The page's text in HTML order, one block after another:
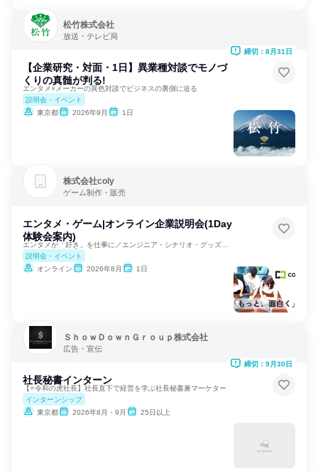
松竹株式会社
放送・テレビ局
【企業研究・対面・1日】異業種対談でモノづ
くりの真髄が判る!
エンタメ×メーカーの異色対談でビジネスの裏側に迫る
説明会・イベント
東京都
2026年9月 1日
締切：8月31日
株式会社coly
ゲーム制作・販売
エンタメ・ゲーム|オンライン企業説明会(1Day
体験会案内)
説明会・イベント
オンライン
2026年8月 1日
ＳｈｏｗＤｏｗｎＧｒｏｕｐ株式会社
広告・宣伝
社長秘書インターン
【⭐️令和の虎社長】社長直下で経営を学ぶ社長秘書兼マーケター
インターンシップ
東京都
2026年8月・9月 25日以上
締切：9月30日